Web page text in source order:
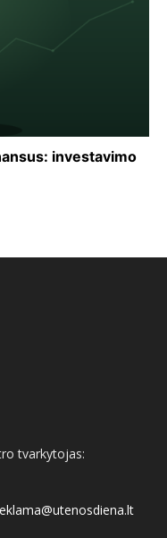
investavimo
tvarkytojas: